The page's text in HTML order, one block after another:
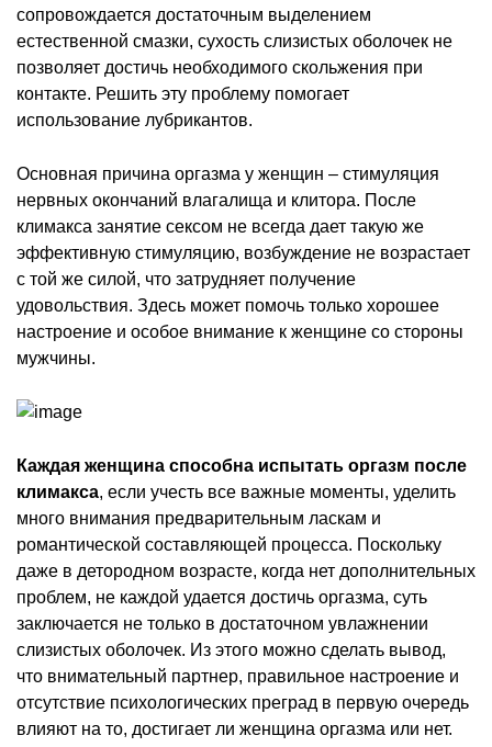
сопровождается достаточным выделением
естественной смазки, сухость слизистых оболочек не
позволяет достичь необходимого скольжения при
контакте. Решить эту проблему помогает
использование лубрикантов.
Основная причина оргазма у женщин – стимуляция
нервных окончаний влагалища и клитора. После
климакса занятие сексом не всегда дает такую же
эффективную стимуляцию, возбуждение не возрастает
с той же силой, что затрудняет получение
удовольствия. Здесь может помочь только хорошее
настроение и особое внимание к женщине со стороны
мужчины.
Каждая женщина способна испытать оргазм после
климакса, если учесть все важные моменты, уделить
много внимания предварительным ласкам и
романтической составляющей процесса. Поскольку
даже в детородном возрасте, когда нет дополнительных
проблем, не каждой удается достичь оргазма, суть
заключается не только в достаточном увлажнении
слизистых оболочек. Из этого можно сделать вывод,
что внимательный партнер, правильное настроение и
отсутствие психологических преград в первую очередь
влияют на то, достигает ли женщина оргазма или нет.